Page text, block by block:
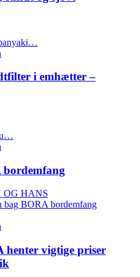
i emhætter –
HANS
BORA bordemfang
henter vigtige priser